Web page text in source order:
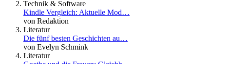
Technik & Software
Kindle Vergleich: Aktuelle Mod…
von Redaktion
Literatur
Die fünf besten Geschichten au…
von Evelyn Schmink
Literatur